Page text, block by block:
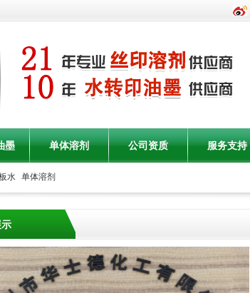
墨 单体溶剂 公司资质 服务支持
水 单体溶剂